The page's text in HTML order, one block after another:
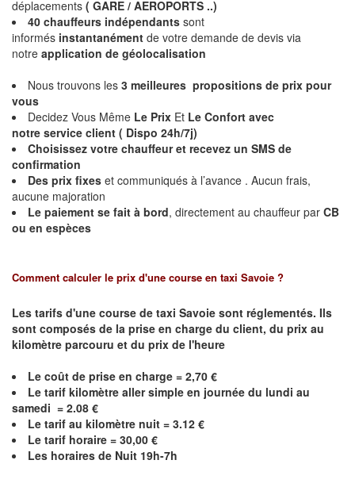
déplacements ( GARE / AEROPORTS ..)
40 chauffeurs indépendants sont
informés instantanément de votre demande de devis via
notre application de géolocalisation
Nous trouvons les 3 meilleures propositions de prix pour
vous
Decidez Vous Même Le Prix Et Le Confort avec
notre service client ( Dispo 24h/7j)
Choisissez votre chauffeur et recevez un SMS de
confirmation
Des prix fixes et communiqués à l’avance . Aucun frais,
aucune majoration
Le paiement se fait à bord, directement au chauffeur par CB
ou en espèces
Comment calculer le prix d'une course en taxi Savoie ?
Les tarifs d'une course de taxi Savoie sont réglementés. Ils
sont composés de la prise en charge du client, du prix au
kilomètre parcouru et du prix de l'heure
Le coût de prise en charge = 2,70 €
Le tarif kilomètre aller simple en journée du lundi au
samedi = 2.08 €
Le tarif au kilomètre nuit = 3.12 €
Le tarif horaire = 30,00 €
Les horaires de Nuit 19h-7h